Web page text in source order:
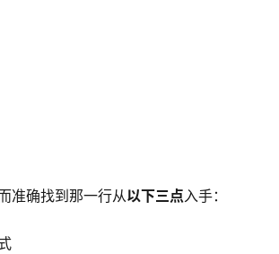
准确找到那一行从以下三点入手：